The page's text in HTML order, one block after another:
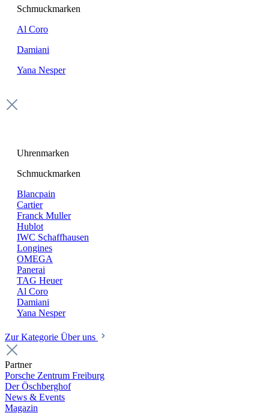
Schmuckmarken
Al Coro
Damiani
Yana Nesper
Uhrenmarken
Schmuckmarken
Blancpain
Cartier
Franck Muller
Hublot
IWC Schaffhausen
Longines
OMEGA
Panerai
TAG Heuer
Al Coro
Damiani
Yana Nesper
Zur Kategorie Über uns
Partner
Porsche Zentrum Freiburg
Der Öschberghof
News & Events
Magazin